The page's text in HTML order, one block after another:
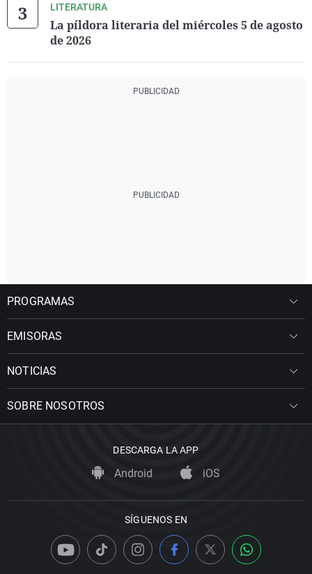
LITERATURA
La píldora literaria del miércoles 5 de agosto
de 2026
PROGRAMAS
EMISORAS
NOTICIAS
SOBRE NOSOTROS
DESCARGA LA APP
Android iOS
SÍGUENOS EN